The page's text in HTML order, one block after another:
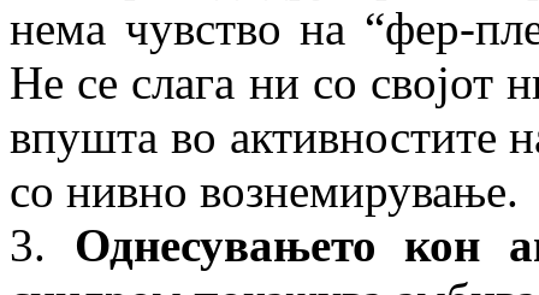
нема чувство на “фер-
Не се слага ни со својот
впушта во активностите
со нивно вознемирување.
3. Однесувањето кон